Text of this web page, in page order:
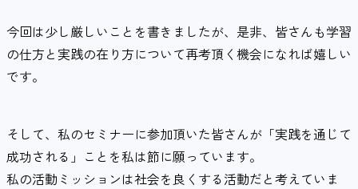
今回は少し厳しいことを書きましたが、是非、皆さんも学習
の仕方と実践の在り方について再考頂く機会になれば嬉しい
です。
そして、私のセミナーに参加頂いた皆さんが「実践を通じて
成功される」ことを私は節に願っています。
私の活動ミッションは社会を良くする活動だと考えていま